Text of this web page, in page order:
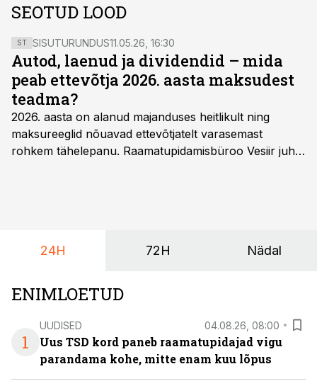
SEOTUD LOOD
ST SISUTURUNDUS11.05.26, 16:30
Autod, laenud ja dividendid – mida
peab ettevõtja 2026. aasta maksudest
teadma?
2026. aasta on alanud majanduses heitlikult ning
maksureeglid nõuavad ettevõtjatelt varasemast
rohkem tähelepanu. Raamatupidamisbüroo Vesiir juht
24H 72H Nädal
ENIMLOETUD
1
UUDISED 04.08.26, 08:00
Uus TSD kord paneb raamatupidajad vigu
parandama kohe, mitte enam kuu lõpus